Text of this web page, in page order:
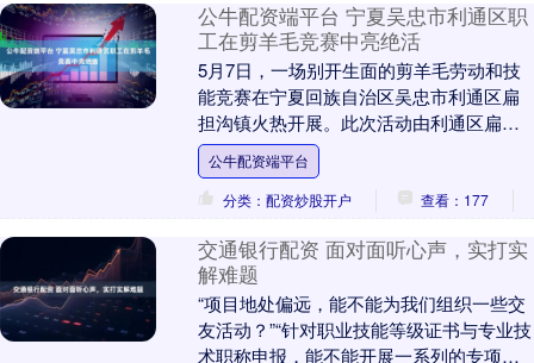
公牛配资端平台 宁夏吴忠市利通区职
工在剪羊毛竞赛中亮绝活
5月7日，一场别开生面的剪羊毛劳动和技
能竞赛在宁夏回族自治区吴忠市利通区扁
担沟镇火热开展。此次活动由利通区扁担
沟镇工会联合会主办、南梁村工会承办。
来自南梁村及周....
公牛配资端平台
分类：配资炒股开户
查看：177
交通银行配资 面对面听心声，实打实
解难题
“项目地处偏远，能不能为我们组织一些交
友活动？”“针对职业技能等级证书与专业技
术职称申报，能不能开展一系列的专项培